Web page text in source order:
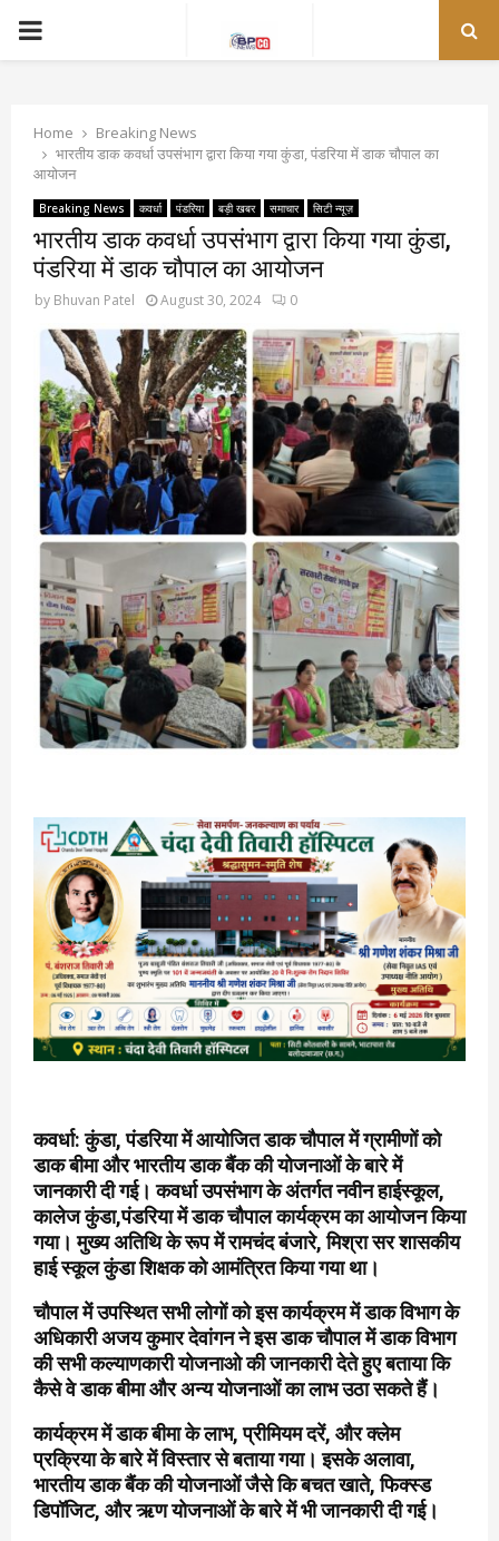
PRIMARY
Home
Breaking News
भारतीय डाक कवर्धा उपसंभाग द्वारा किया गया कुंडा, पंडरिया में डाक चौपाल का
आयोजन
Breaking News कवर्धा पंडरिया बड़ी खबर समाचार सिटी न्यूज़
भारतीय डाक कवर्धा उपसंभाग द्वारा किया गया कुंडा,
पंडरिया में डाक चौपाल का आयोजन
by Bhuvan Patel August 30, 2024 0
कवर्धा: कुंडा, पंडरिया में आयोजित डाक चौपाल में ग्रामीणों को
डाक बीमा और भारतीय डाक बैंक की योजनाओं के बारे में
जानकारी दी गई। कवर्धा उपसंभाग के अंतर्गत नवीन हाईस्कूल,
कालेज कुंडा,पंडरिया में डाक चौपाल कार्यक्रम का आयोजन किया
गया। मुख्य अतिथि के रूप में रामचंद बंजारे, मिश्रा सर शासकीय
हाई स्कूल कुंडा शिक्षक को आमंत्रित किया गया था।
चौपाल में उपस्थित सभी लोगों को इस कार्यक्रम में डाक विभाग के
अधिकारी अजय कुमार देवांगन ने इस डाक चौपाल में डाक विभाग
की सभी कल्याणकारी योजनाओ की जानकारी देते हुए बताया कि
कैसे वे डाक बीमा और अन्य योजनाओं का लाभ उठा सकते हैं।
कार्यक्रम में डाक बीमा के लाभ, प्रीमियम दरें, और क्लेम
प्रक्रिया के बारे में विस्तार से बताया गया। इसके अलावा,
भारतीय डाक बैंक की योजनाओं जैसे कि बचत खाते, फिक्स्ड
डिपॉजिट, और ऋण योजनाओं के बारे में भी जानकारी दी गई।